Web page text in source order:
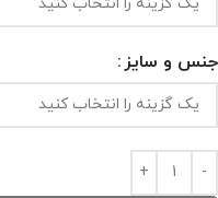
جنس و سایز